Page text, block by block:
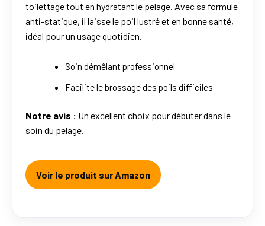
toilettage tout en hydratant le pelage. Avec sa formule
anti-statique, il laisse le poil lustré et en bonne santé,
idéal pour un usage quotidien.
Soin démêlant professionnel
Facilite le brossage des poils difficiles
Notre avis : Un excellent choix pour débuter dans le
soin du pelage.
Voir le produit sur Amazon